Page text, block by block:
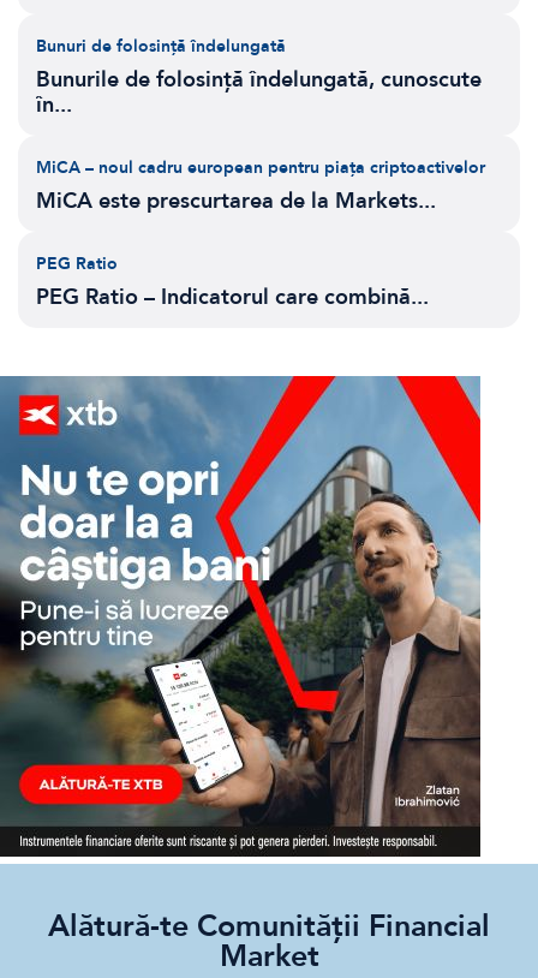
Bunuri de folosință îndelungată
Bunurile de folosință îndelungată, cunoscute
în...
MiCA – noul cadru european pentru piața criptoactivelor
MiCA este prescurtarea de la Markets...
PEG Ratio
PEG Ratio – Indicatorul care combină...
Alătură-te Comunității Financial
Market